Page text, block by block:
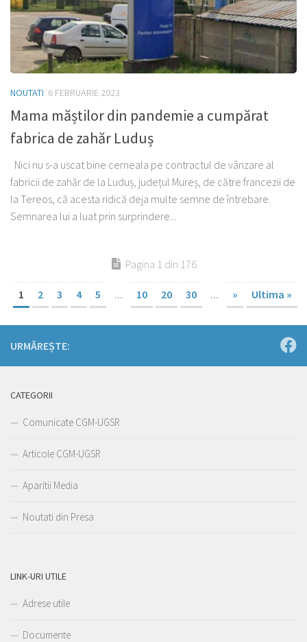
NOUTATI 6 FEBRUARIE 2023
Mama măștilor din pandemie a cumpărat
fabrica de zahăr Luduș
Nici nu s-a uscat bine cerneala pe contractul de vânzare al
fabricii de zahăr de la Luduș, județul Mureș, de către francezii de
la Tereos, că acesta ridică deja multe semne de întrebare.
Semnarea lui a luat prin surprindere...
Pagina 1 din 176
1 2 3 4 5 ... 10 20 30 ... » Ultima »
URMĂREȘTE:
CATEGORII
Comunicate CGM-UGSR
Articole CGM-UGSR
Aparitii Media
Noutati din Presa
LINK-URI UTILE
Adrese utile
Documente